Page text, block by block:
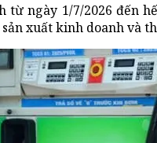
ngày 1/7/2026 đến
xuất kinh doanh và